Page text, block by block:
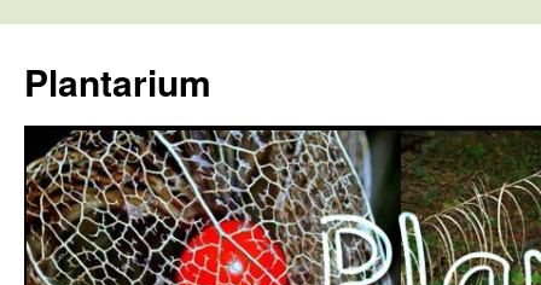
tartalomba
Plantarium